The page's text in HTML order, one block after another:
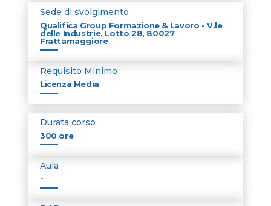
Sede di svolgimento
Qualifica Group Formazione & Lavoro - V.le
delle Industrie, Lotto 28, 80027
Frattamaggiore
Requisito Minimo
Licenza Media
Durata corso
300 ore
Aula
-